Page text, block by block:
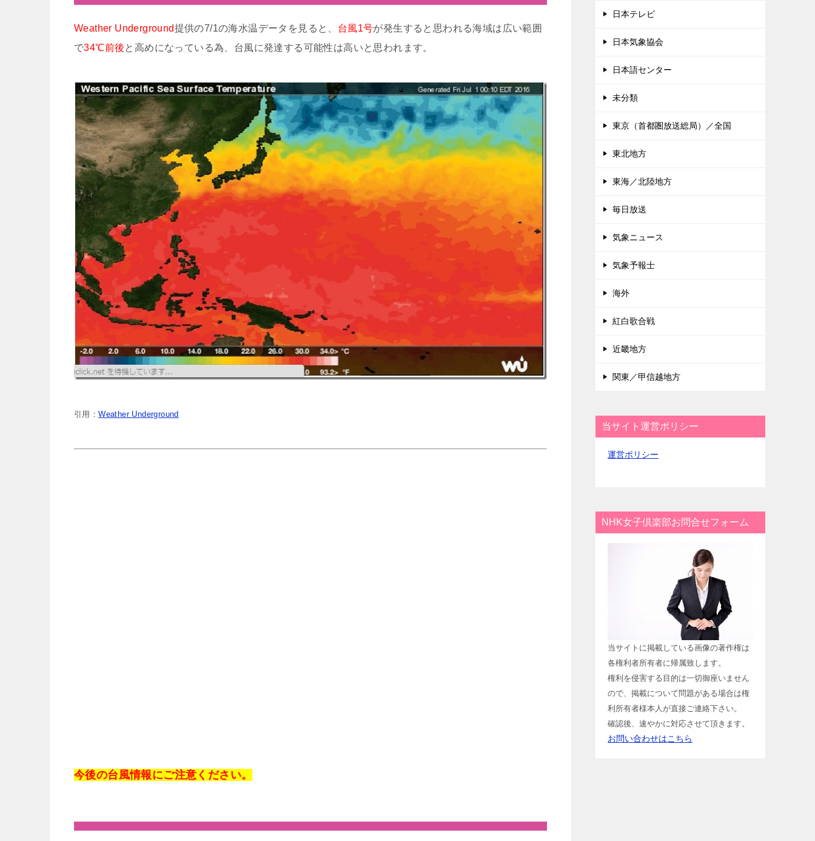
Weather Underground提供の7/1の海水温データを見ると、 台風1号が発生すると思われる海域は広い範囲
で34℃前後と高めになっている為、台風に発達する可能性は高いと思われます。
引用：Weather Underground
今後の台風情報にご注意ください。
日本テレビ
日本気象協会
日本語センター
未分類
東京（首都圏放送総局）／全国
東北地方
東海／北陸地方
毎日放送
気象ニュース
気象予報士
海外
紅白歌合戦
近畿地方
関東／甲信越地方
当サイト運営ポリシー
運営ポリシー
NHK女子倶楽部お問合せフォーム
当サイトに掲載している画像の著作権は
各権利者所有者に帰属致します。
権利を侵害する目的は一切御座いません
ので、掲載について問題がある場合は権
利所有者様本人が直接ご連絡下さい。
確認後、速やかに対応させて頂きます。
お問い合わせはこちら